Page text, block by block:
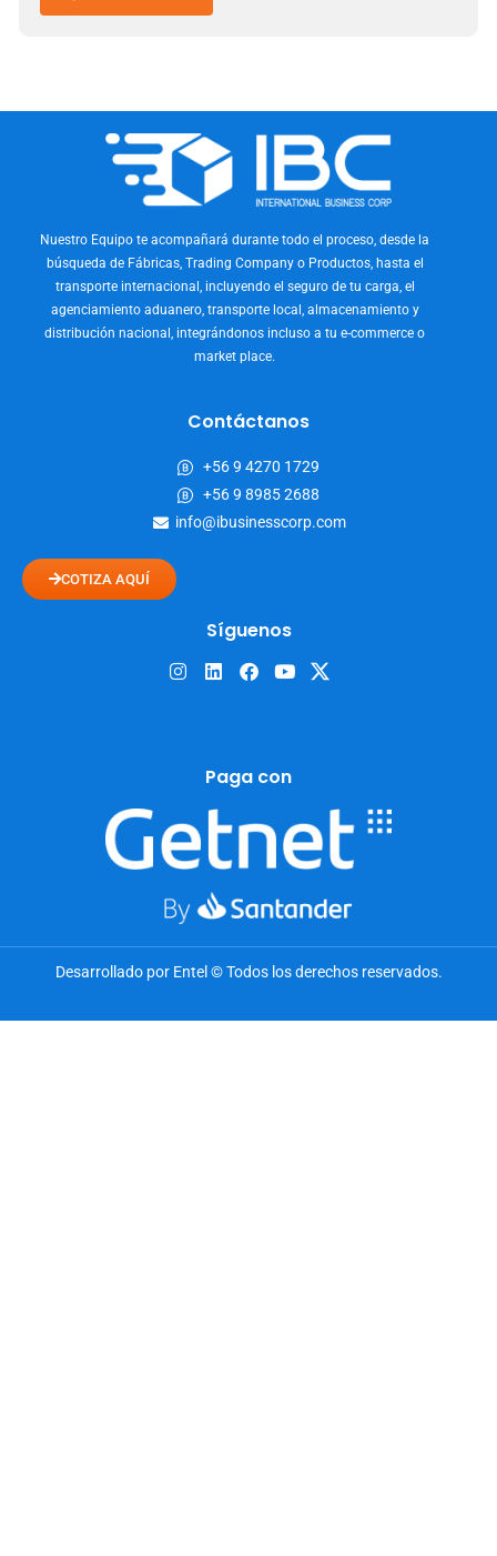
Nuestro Equipo te acompañará durante todo el proceso, desde la
búsqueda de Fábricas, Trading Company o Productos, hasta el
transporte internacional, incluyendo el seguro de tu carga, el
agenciamiento aduanero, transporte local, almacenamiento y
distribución nacional, integrándonos incluso a tu e-commerce o
market place.
Contáctanos
+56 9 4270 1729
+56 9 8985 2688
info@ibusinesscorp.com
COTIZA AQUÍ
Síguenos
Paga con
Desarrollado por Entel © Todos los derechos reservados.